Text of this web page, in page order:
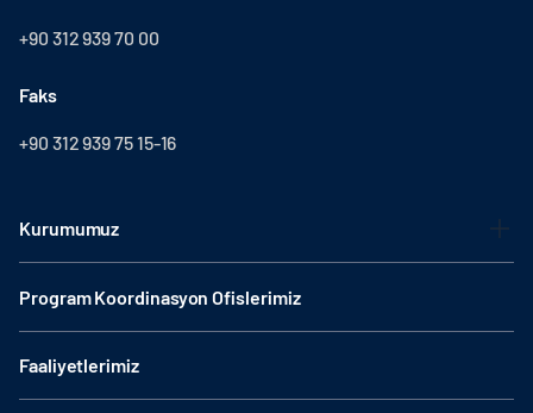
+90 312 939 70 00
Faks
+90 312 939 75 15-16
Kurumumuz
Program Koordinasyon Ofislerimiz
Faaliyetlerimiz